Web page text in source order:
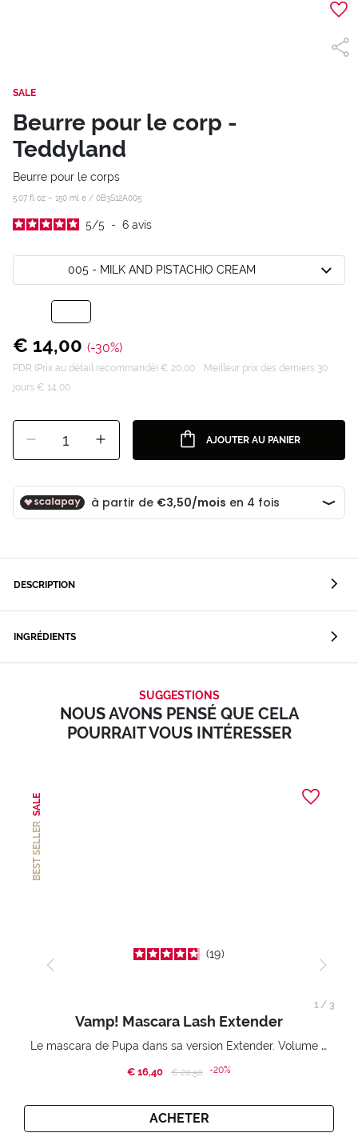
SALE
Beurre pour le corp -
Teddyland
Beurre pour le corps
5.07 fl oz – 150 ml e / 0B3S12A005
5/5 - 6 avis
005 - MILK AND PISTACHIO CREAM
€ 14,00 (-30%)
PDR (Prix au détail recommandé) € 20,00
Meilleur prix des derniers 30
jours € 14,00
1 AJOUTER AU PANIER
DESCRIPTION
INGRÉDIENTS
SUGGESTIONS
NOUS AVONS PENSÉ QUE CELA
POURRAIT VOUS INTÉRESSER
BEST SELLER
SALE
19
Vamp! Mascara Lash Extender
Le mascara de Pupa dans sa version Extender. Volume extension 3D. Des cils amplifiés et liftés à l’infini.
€ 16,40 Price reduced from
€ 20,50to-20%
ACHETER
1 / 3